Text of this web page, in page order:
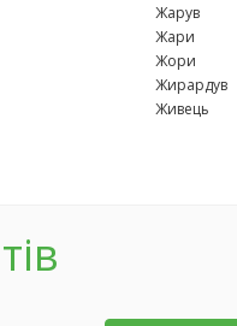
Жарув
Жари
Жори
Жирардув
Живець